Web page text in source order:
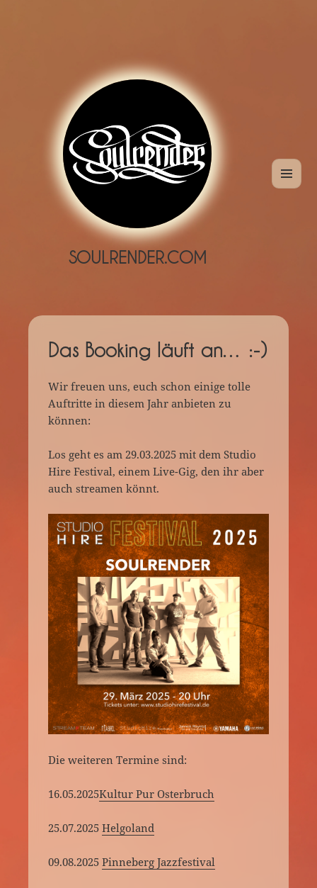
SOULRENDER.COM
Das Booking läuft an… :-)
Wir freuen uns, euch schon einige tolle
Auftritte in diesem Jahr anbieten zu
können:
Los geht es am 29.03.2025 mit dem Studio
Hire Festival, einem Live-Gig, den ihr aber
auch streamen könnt.
Die weiteren Termine sind:
16.05.2025Kultur Pur Osterbruch
25.07.2025Helgoland
09.08.2025Pinneberg Jazzfestival